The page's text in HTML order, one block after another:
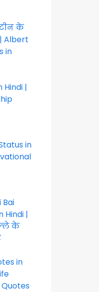
के
Albert
in
Hindi |
in
Bai
Hindi |
के
in